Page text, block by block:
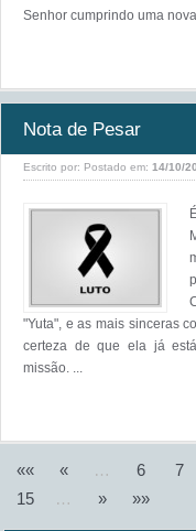
Senhor cumprindo uma
Nota de Pesar
Escrito por: Postado em: 14/10/
"Yuta", e as mais sinceras
certeza de que ela já
missão. ...
«« « … 6 7
15
… » »»